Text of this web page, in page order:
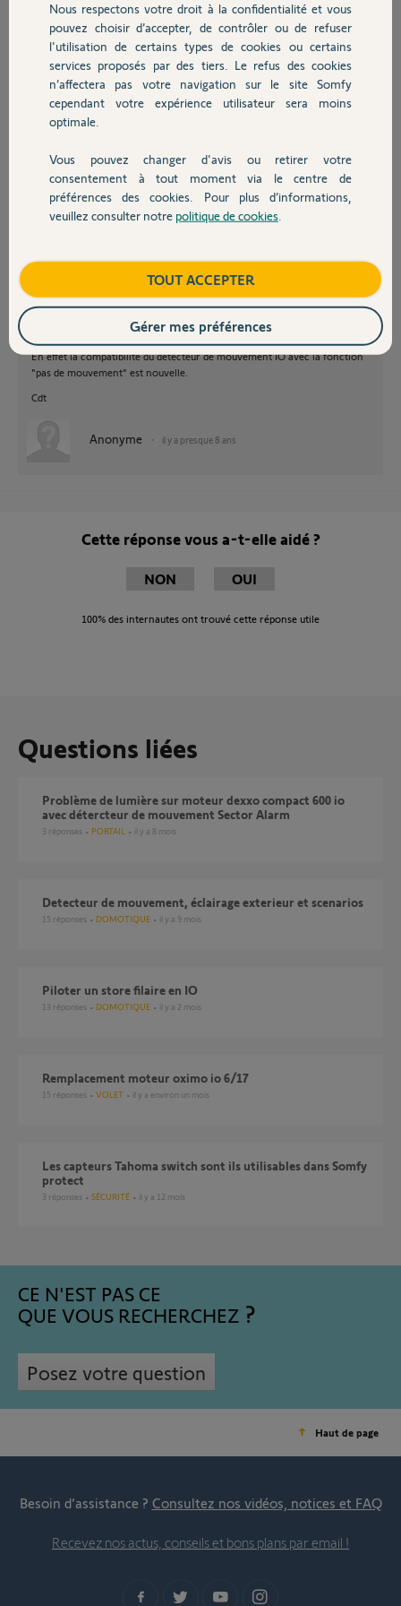
Chauffage
Autres produits
Devis avec un pro
Contact
(j’ai vu la fonctionnalité apparaître dans la note de mise à jour de
l’appplication iOS)
Merci d’avance
Mathieu R.
il y a presque 8 ans
Participer au fil de discussion
Pas besoin de la base Serenity pour associer le capteur.
Il existe un capteur extérieur compatible Tahoma:
https://boutique.somfy.fr/detecteur-de-mouvement-exterieu...
En effet la compatibilité du détecteur de mouvement IO avec la fonction
"pas de mouvement" est nouvelle.
Cdt
Anonyme il y a presque 8 ans
Cette réponse vous a-t-elle aidé ?
NON OUI
100% des internautes ont trouvé cette réponse utile
Questions liées
Problème de lumière sur moteur dexxo compact 600 io
avec détercteur de mouvement Sector Alarm
3 réponses PORTAIL il y a 8 mois
Detecteur de mouvement, éclairage exterieur et scenarios
15 réponses DOMOTIQUE il y a 9 mois
Piloter un store filaire en IO
13 réponses DOMOTIQUE il y a 2 mois
Remplacement moteur oximo io 6/17
15 réponses VOLET il y a environ un mois
les capteurs Tahoma switch sont ils utilisables dans Somfy
protect
3 réponses SÉCURITÉ il y a 12 mois
CE N'EST PAS CE
QUE VOUS RECHERCHEZ
Posez votre question
Haut de page
Besoin d’assistance ? Consultez nos vidéos, notices et FAQ
Recevez nos actus, conseils et bons plans par email !
Nous respectons votre droit à la confidentialité et vous
pouvez choisir d’accepter, de contrôler ou de refuser
l'utilisation de certains types de cookies ou certains
services proposés par des tiers. Le refus des cookies
n’affectera pas votre navigation sur le site Somfy
cependant votre expérience utilisateur sera moins
optimale.
Vous pouvez changer d'avis ou retirer votre
consentement à tout moment via le centre de
préférences des cookies. Pour plus d’informations,
veuillez consulter notre politique de cookies
TOUT ACCEPTER
Gérer mes préférences